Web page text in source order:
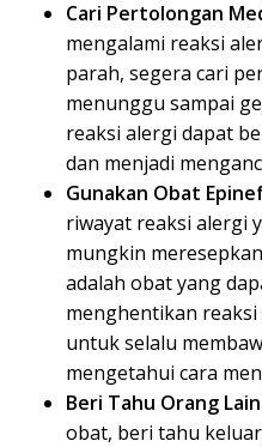
Cari Pertolongan
mengalami reaksi
parah, segera cari
menunggu sampai
reaksi alergi dapat
dan menjadi
Gunakan Obat
riwayat reaksi alergi
mungkin
adalah obat yang
menghentikan
untuk selalu
mengetahui cara
Beri Tahu Orang
obat, beri tahu